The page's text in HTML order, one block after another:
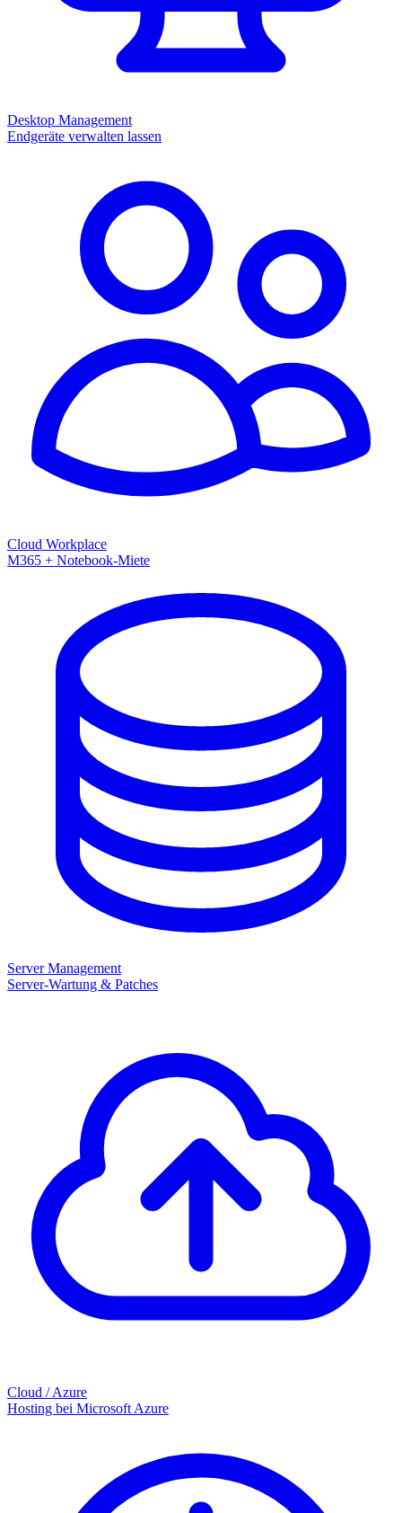
Desktop Management
Endgeräte verwalten lassen
Cloud Workplace
M365 + Notebook-Miete
Server Management
Server-Wartung & Patches
Cloud / Azure
Hosting bei Microsoft Azure